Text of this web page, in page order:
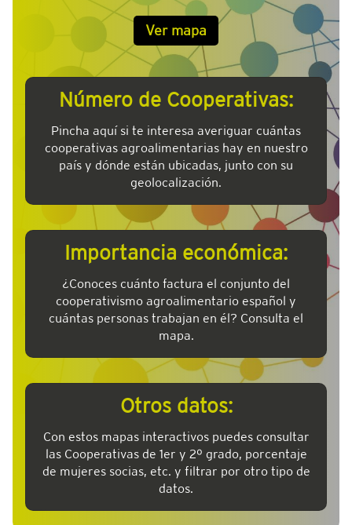
Ver mapa
Número de Cooperativas:
Pincha aquí si te interesa averiguar cuántas
cooperativas agroalimentarias hay en nuestro
país y dónde están ubicadas, junto con su
geolocalización.
Importancia económica:
¿Conoces cuánto factura el conjunto del
cooperativismo agroalimentario español y
cuántas personas trabajan en él? Consulta el
mapa.
Otros datos:
Con estos mapas interactivos puedes consultar
las Cooperativas de 1er y 2º grado, porcentaje
de mujeres socias, etc. y filtrar por otro tipo de
datos.